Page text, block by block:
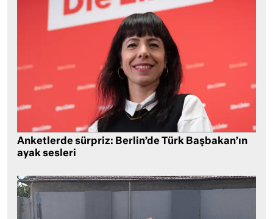
Anketlerde sürpriz: Berlin’de Türk Başbakan’ın
ayak sesleri